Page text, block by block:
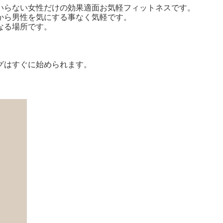
ない女性だけの効果適面お気軽フィットネスです。
男性を気にする事なく気軽です。
場所です。
すぐに始められます。